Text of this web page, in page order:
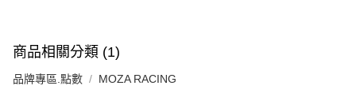
商品相關分類 (1)
品牌專區.點數 MOZA RACING